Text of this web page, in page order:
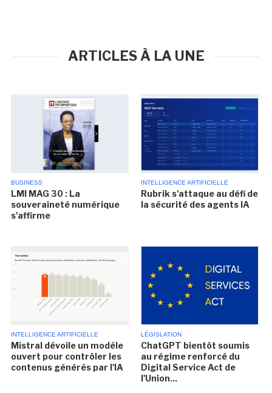
ARTICLES À LA UNE
BUSINESS
LMI MAG 30 : La
souveraineté numérique
s'affirme
INTELLIGENCE ARTIFICIELLE
Rubrik s'attaque au défi de
la sécurité des agents IA
INTELLIGENCE ARTIFICIELLE
Mistral dévoile un modèle
ouvert pour contrôler les
contenus générés par l'IA
LÉGISLATION
ChatGPT bientôt soumis
au régime renforcé du
Digital Service Act de
l'Union...